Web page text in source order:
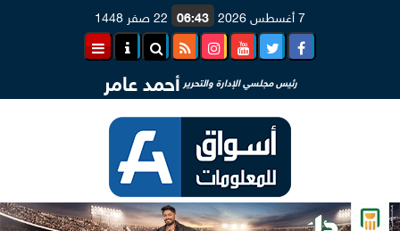
7 أغسطس 2026 06:43 22 صفر 1448
رئيس مجلسي الإدارة والتحرير أحمد عامر